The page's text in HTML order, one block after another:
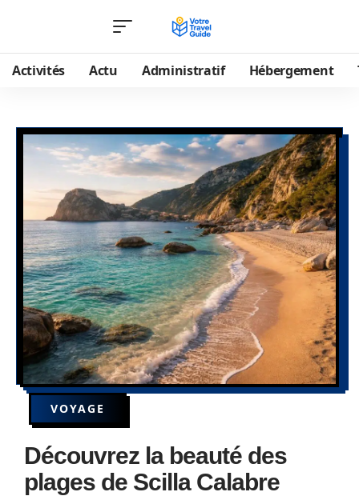
Activités Actu Administratif Hébergement
VOYAGE
Découvrez la beauté des
plages de Scilla Calabre